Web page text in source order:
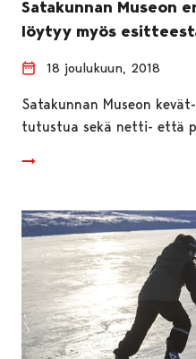
Satakunnan Museon
löytyy myös
18 joulukuun, 2018
Satakunnan Museon
tutustua sekä netti- että